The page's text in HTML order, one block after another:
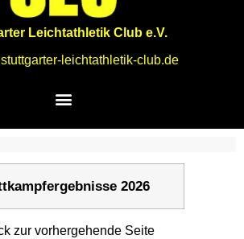
Leichtathletik Club e.V.
leichtathletik-club.de
2026
zur vorhergehende Seite